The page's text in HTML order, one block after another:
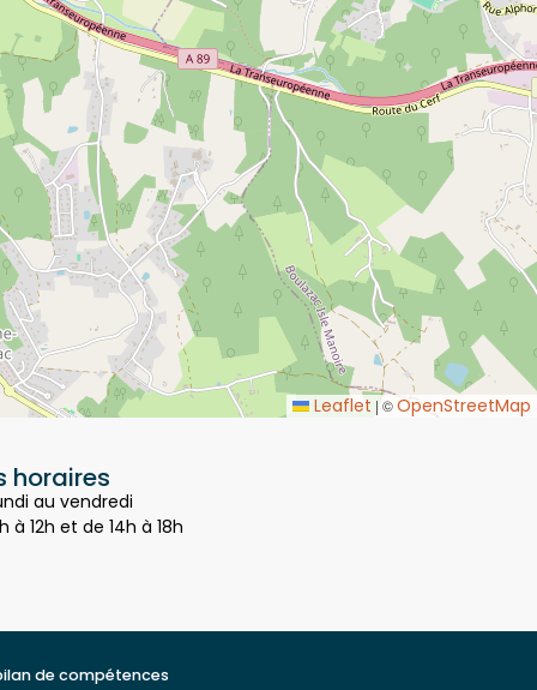
Leaflet|© OpenStreetMap
au vendredi
à 12h et de 14h à 18h